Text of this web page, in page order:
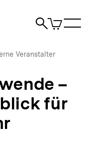
Suche
Artikel
im
Veranstalter
–
für